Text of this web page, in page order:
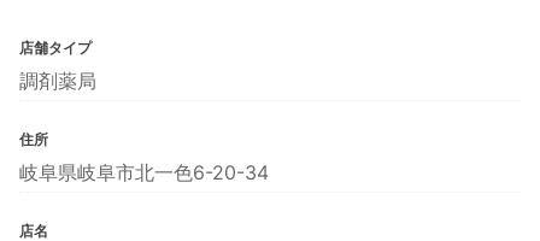
店舗タイプ
調剤薬局
住所
岐阜県岐阜市北一色6-20-34
店名